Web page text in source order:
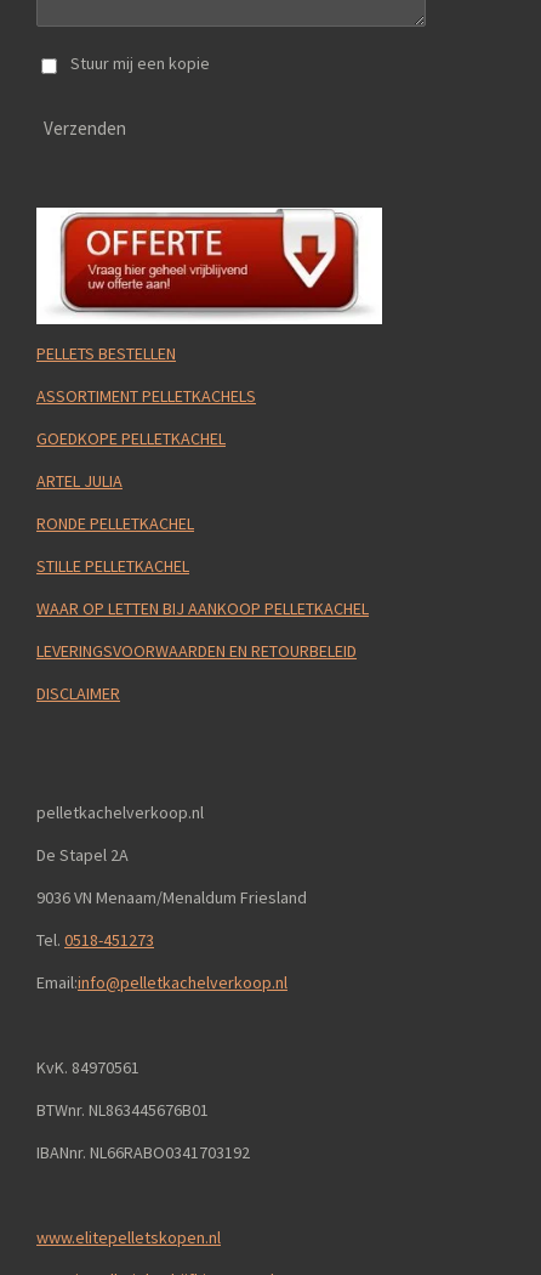
Stuur mij een kopie
Verzenden
PELLETS BESTELLEN
ASSORTIMENT PELLETKACHELS
GOEDKOPE PELLETKACHEL
ARTEL JULIA
RONDE PELLETKACHEL
STILLE PELLETKACHEL
WAAR OP LETTEN BIJ AANKOOP PELLETKACHEL
LEVERINGSVOORWAARDEN EN RETOURBELEID
DISCLAIMER
pelletkachelverkoop.nl
De Stapel 2A
9036 VN Menaam/Menaldum Friesland
Tel. 0518-451273
Email:info@pelletkachelverkoop.nl
KvK. 84970561
BTWnr. NL863445676B01
IBANnr. NL66RABO0341703192
www.elitepelletskopen.nl